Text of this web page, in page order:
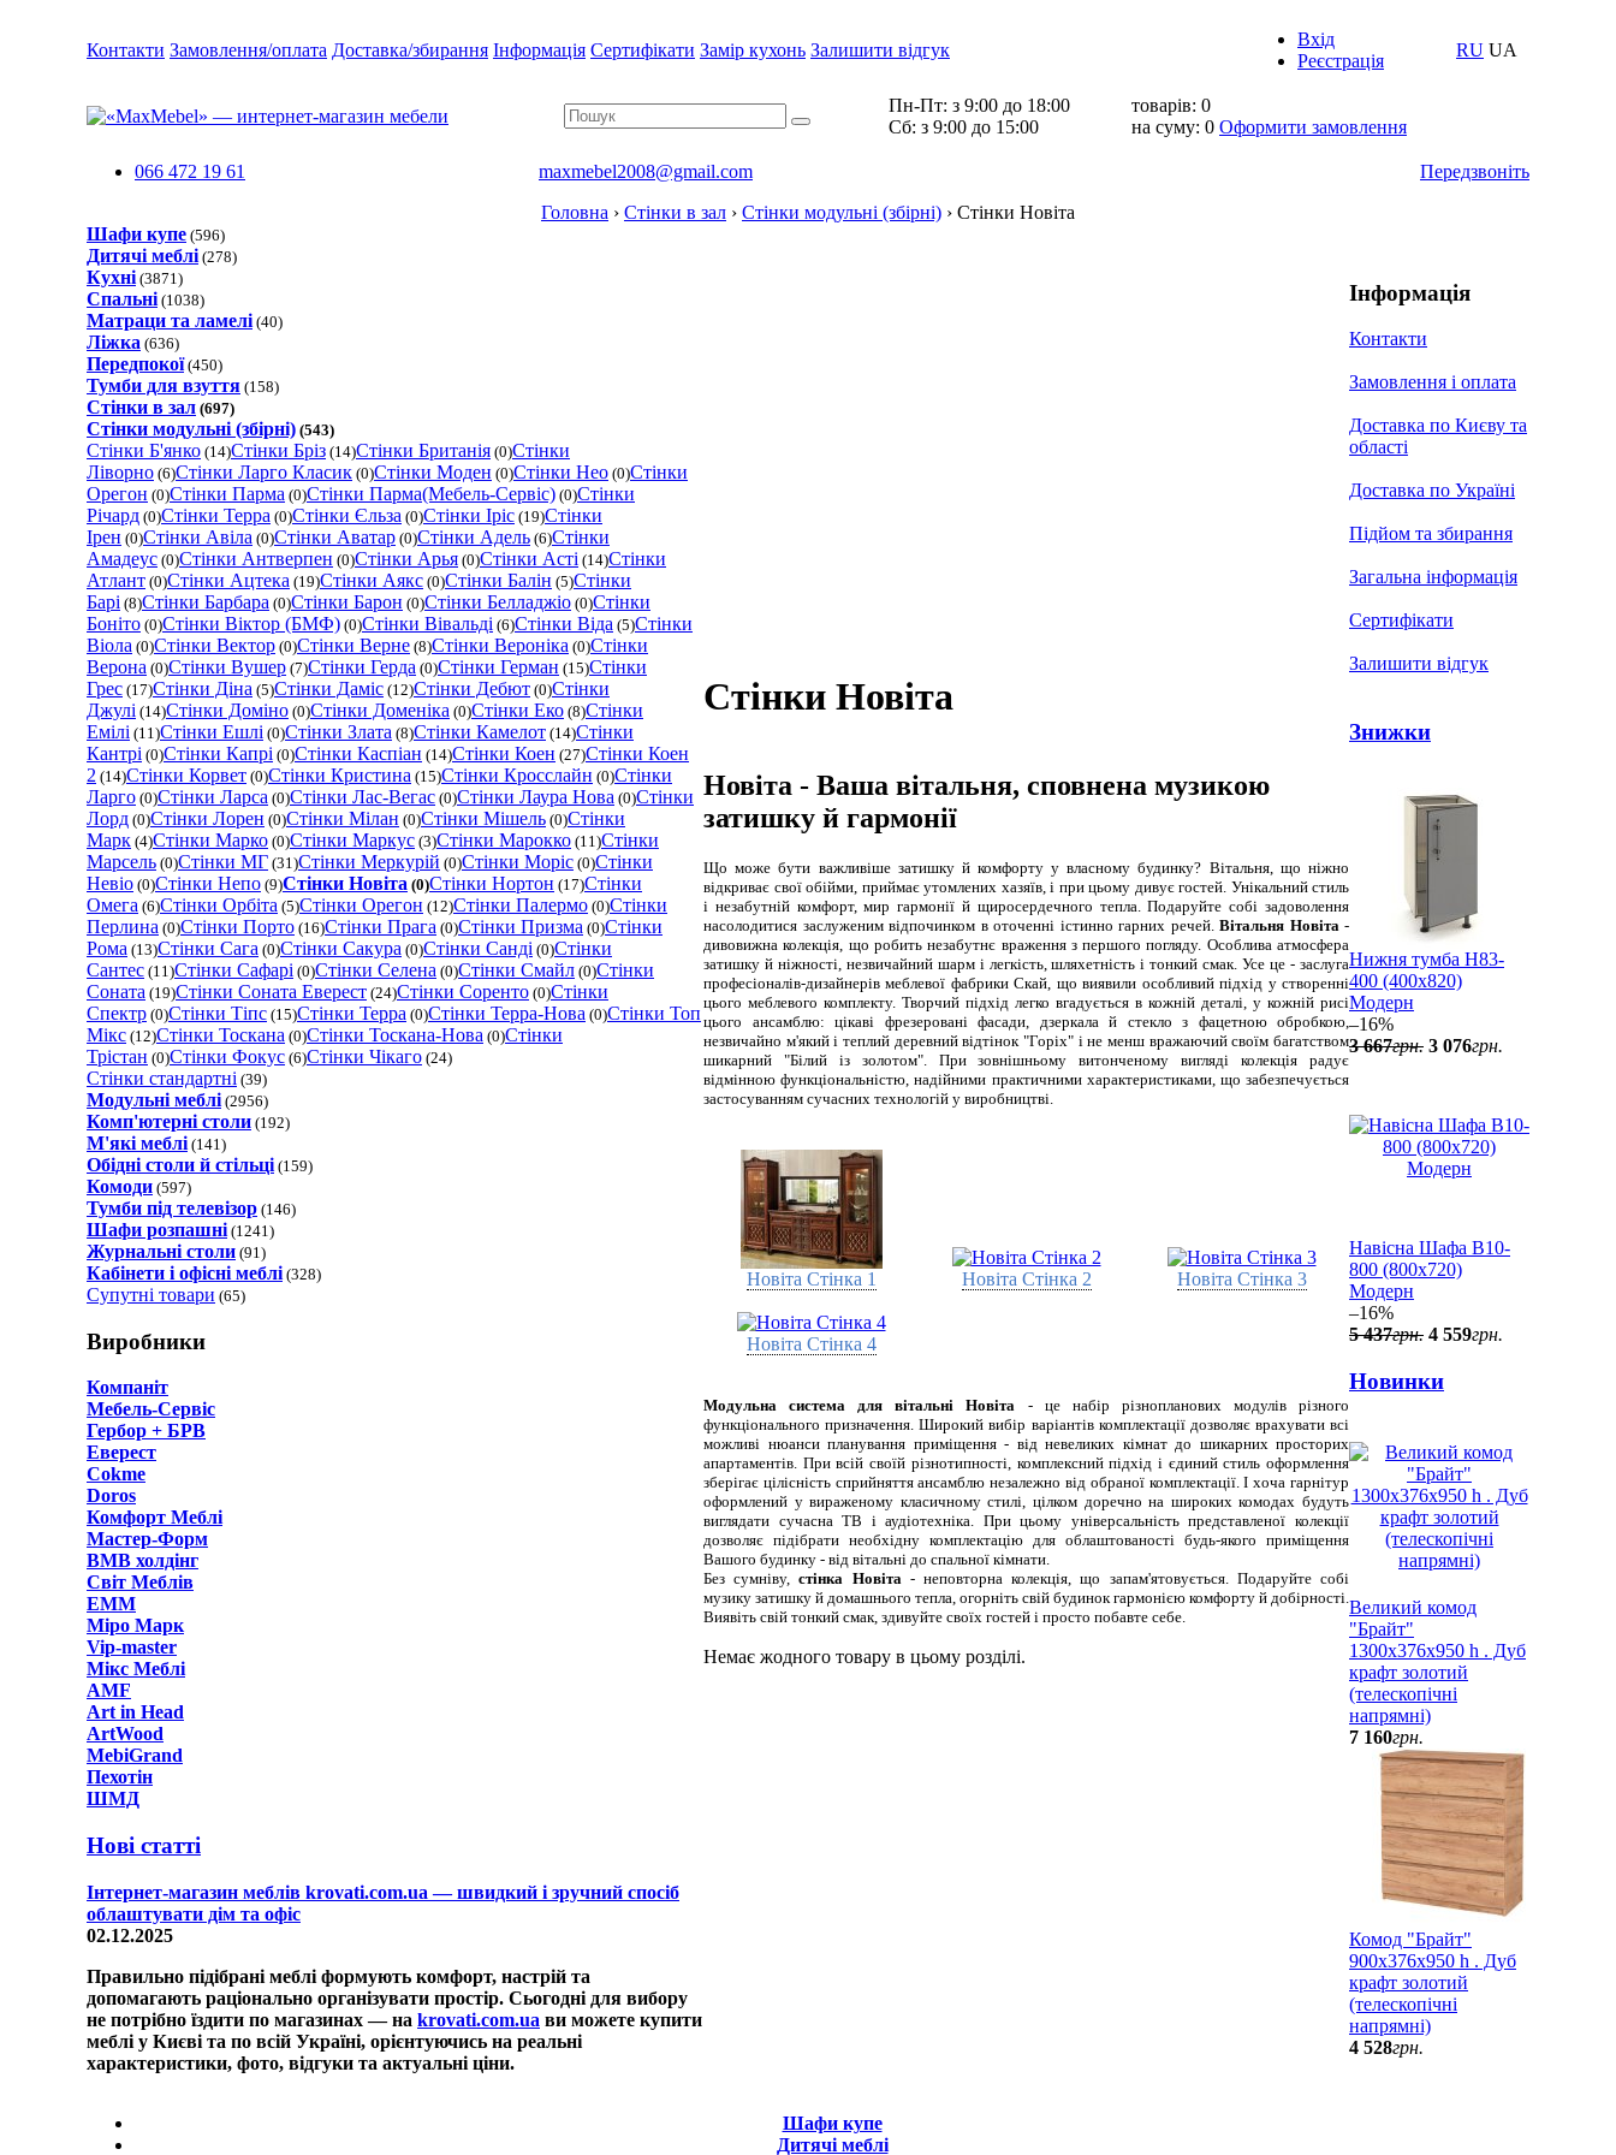
Контакти Замовлення/оплата Доставка/збирання Інформація Сертифікати Замір кухонь Залишити відгук
Вхід
Реєстрація
RU UA
Пн-Пт: з 9:00 до 18:00
Cб: з 9:00 до 15:00
товарів: 0
на суму: 0 Оформити замовлення
066 472 19 61 maxmebel2008@gmail.com
Передзвоніть
Головна › Стінки в зал › Стінки модульні (збірні) › Стінки Новіта
Шафи купе (596)
Дитячі меблі(278)
Кухні(3871)
Спальні(1038)
Матраци та ламелi(40)
Ліжка (636)
Передпокої(450)
Тумби для взуття (158)
Стінки в зал (697)
Стінки модульні (збірні) (543)
Стінки Б'янко (14)Стінки Бріз (14)Стінки Британія (0)Стінки
Ліворно (6)Стінки Ларго Класик (0)Стінки Моден (0)Стінки Нео (0)Стінки
Орегон (0)Стінки Парма (0)Стінки Парма(Мебель-Сервіс) (0)Стінки
Річард (0)Стінки Teррa (0)Стінки Єльза (0)Стінки Іріс (19)Стінки
Ірен (0)Стінки Авіла (0)Стінки Аватар (0)Стінки Адель (6)Стінки
Амадеус (0)Стінки Антверпен (0)Стінки Арья (0)Стінки Асті (14)Стінки
Атлант (0)Стінки Ацтека (19)Стінки Аякс (0)Стінки Балін (5)Стінки
Барі (8)Стінки Барбара (0)Стінки Барон (0)Стінки Белладжіо (0)Стінки
Боніто (0)Стінки Вiктор (БМФ) (0)Стінки Вівальді (6)Стінки Віда (5)Стінки
Віола (0)Стінки Вектор (0)Стінки Верне (8)Стінки Вероніка (0)Стінки
Верона (0)Стінки Вушер (7)Стінки Герда (0)Стінки Герман (15)Стінки
Грес (17)Стінки Діна (5)Стінки Даміс (12)Стінки Дебют (0)Стінки
Джулі (14)Стінки Доміно (0)Стінки Доменіка (0)Стінки Еко (8)Стінки
Емілі (11)Стінки Ешлі (0)Стінки Злата (8)Стінки Камелот (14)Стінки
Кантрі (0)Стінки Капрi (0)Стінки Каспіан (14)Стінки Коен (27)Стінки Коен
2 (14)Стінки Корвет (0)Стінки Кристина (15)Стінки Кросслайн (0)Стінки
Ларго (0)Стінки Ларса (0)Стінки Лас-Вегас (0)Стінки Лаура Нова (0)Стінки
Лорд (0)Стінки Лорен (0)Стінки Мілан (0)Стінки Мішель (0)Стінки
Марк (4)Стінки Марко (0)Стінки Маркус (3)Стінки Марокко (11)Стінки
Марсель (0)Стінки МГ (31)Стінки Меркурій (0)Стінки Моріс (0)Стінки
Невіо (0)Стінки Непо (9)Стінки Новіта (0)Стінки Нортон (17)Стінки
Омега (6)Стінки Орбіта (5)Стінки Орегон (12)Стінки Палермо (0)Стінки
Перлина (0)Стінки Порто (16)Стінки Прага (0)Стінки Призма (0)Стінки
Рома (13)Стінки Сага (0)Стінки Сакура (0)Стінки Санді (0)Стінки
Сантес (11)Стінки Сафарі (0)Стінки Селена (0)Стінки Смайл (0)Стінки
Соната (19)Стінки Соната Еверест (24)Стінки Соренто (0)Стінки
Спектр (0)Стінки Тіпс (15)Стінки Терра (0)Стінки Терра-Нова (0)Стінки Топ
Мікс (12)Стінки Тоскана (0)Стінки Тоскана-Нова (0)Стінки
Трістан (0)Стінки Фокус (6)Стінки Чікаго (24)
Стінки стандартні (39)
Модульні меблі(2956)
Комп'ютерні столи (192)
М'які меблі(141)
Обідні столи й стільці(159)
Комоди (597)
Тумби під телевізор (146)
Шафи розпашні(1241)
Журнальні столи (91)
Кабінети і офісні меблі(328)
Супутні товари (65)
Виробники
Компаніт
Мебель-Сервіс
Гербор + БРВ
Еверест
Cokme
Doros
Комфорт Меблi
Мастер-Форм
ВМВ холдінг
Світ Меблів
ЕММ
Міро Марк
Vip-master
Мікс Меблі
AMF
Art in Head
ArtWood
MebiGrand
Пехотін
ШМД
Нові статті
Інтернет-магазин меблів krovati.com.ua — швидкий і зручний спосіб
облаштувати дім та офіс
02.12.2025
Правильно підібрані меблі формують комфорт, настрій та
допомагають раціонально організувати простір. Сьогодні для вибору
не потрібно їздити по магазинах — на krovati.com.ua ви можете купити
меблі у Києві та по всій Україні, орієнтуючись на реальні
характеристики, фото, відгуки та актуальні ціни.
Стінки Новіта
Новіта - Ваша вітальня, сповнена музикою
затишку й гармонії
Що може бути важливіше затишку й комфорту у власному будинку? Вітальня, що ніжно
відкриває свої обійми, приймає утомлених хазяїв, і при цьому дивує гостей. Унікальний стиль
і незабутній комфорт, мир гармонії й щиросердечного тепла. Подаруйте собі задоволення
насолодитися заслуженим відпочинком в оточенні істинно гарних речей. Вітальня Новіта -
дивовижна колекція, що робить незабутнє враження з першого погляду. Особлива атмосфера
затишку й ніжності, незвичайний шарм і легкість, шляхетність і тонкий смак. Усе це - заслуга
професіоналів-дизайнерів меблевої фабрики Скай, що виявили особливий підхід у створенні
цього меблевого комплекту. Творчий підхід легко вгадується в кожній деталі, у кожній рисі
цього ансамблю: цікаві фрезеровані фасади, дзеркала й стекло з фацетною обробкою,
незвичайно м'який і теплий деревний відтінок "Горіх" і не менш вражаючий своїм багатством
шикарний "Білий із золотом". При зовнішньому витонченому вигляді колекція радує
відмінною функціональністю, надійними практичними характеристиками, що забезпечується
застосуванням сучасних технологій у виробництві.
Новіта Стінка 1 Новіта Стінка 2 Новіта Стінка 3
Новіта Стінка 4
Модульна система для вітальні Новіта - це набір різнопланових модулів різного
функціонального призначення. Широкий вибір варіантів комплектації дозволяє врахувати всі
можливі нюанси планування приміщення - від невеликих кімнат до шикарних просторих
апартаментів. При всій своїй різнотипності, комплексний підхід і єдиний стиль оформлення
зберігає цілісність сприйняття ансамблю незалежно від обраної комплектації. І хоча гарнітур
оформлений у вираженому класичному стилі, цілком доречно на широких комодах будуть
виглядати сучасна ТВ і аудіотехніка. При цьому універсальність представленої колекції
дозволяє підібрати необхідну комплектацію для облаштованості будь-якого приміщення
Вашого будинку - від вітальні до спальної кімнати.
Без сумніву,стінка Новіта - неповторна колекція, що запам'ятовується. Подаруйте собі
музику затишку й домашнього тепла, огорніть свій будинок гармонією комфорту й добірності.
Виявіть свій тонкий смак, здивуйте своїх гостей і просто побавте себе.
Немає жодного товару в цьому розділі.
Інформація
Контакти
Замовлення і оплата
Доставка по Києву та
області
Доставка по Україні
Підйом та збирання
Загальна інформація
Сертифікати
Залишити відгук
Знижки
Нижня тумба Н83-
400 (400x820)
Модерн
–16%
3 667грн. 3 076грн.
Навісна Шафа В10-
800 (800x720)
Модерн
–16%
5 437грн. 4 559грн.
Новинки
Великий комод
"Брайт"
1300х376х950 h . Дуб
крафт золотий
(телескопічні
напрямні)
7 160грн.
Комод "Брайт"
900х376х950 h . Дуб
крафт золотий
(телескопічні
напрямні)
4 528грн.
Шафи купе
Дитячі меблі